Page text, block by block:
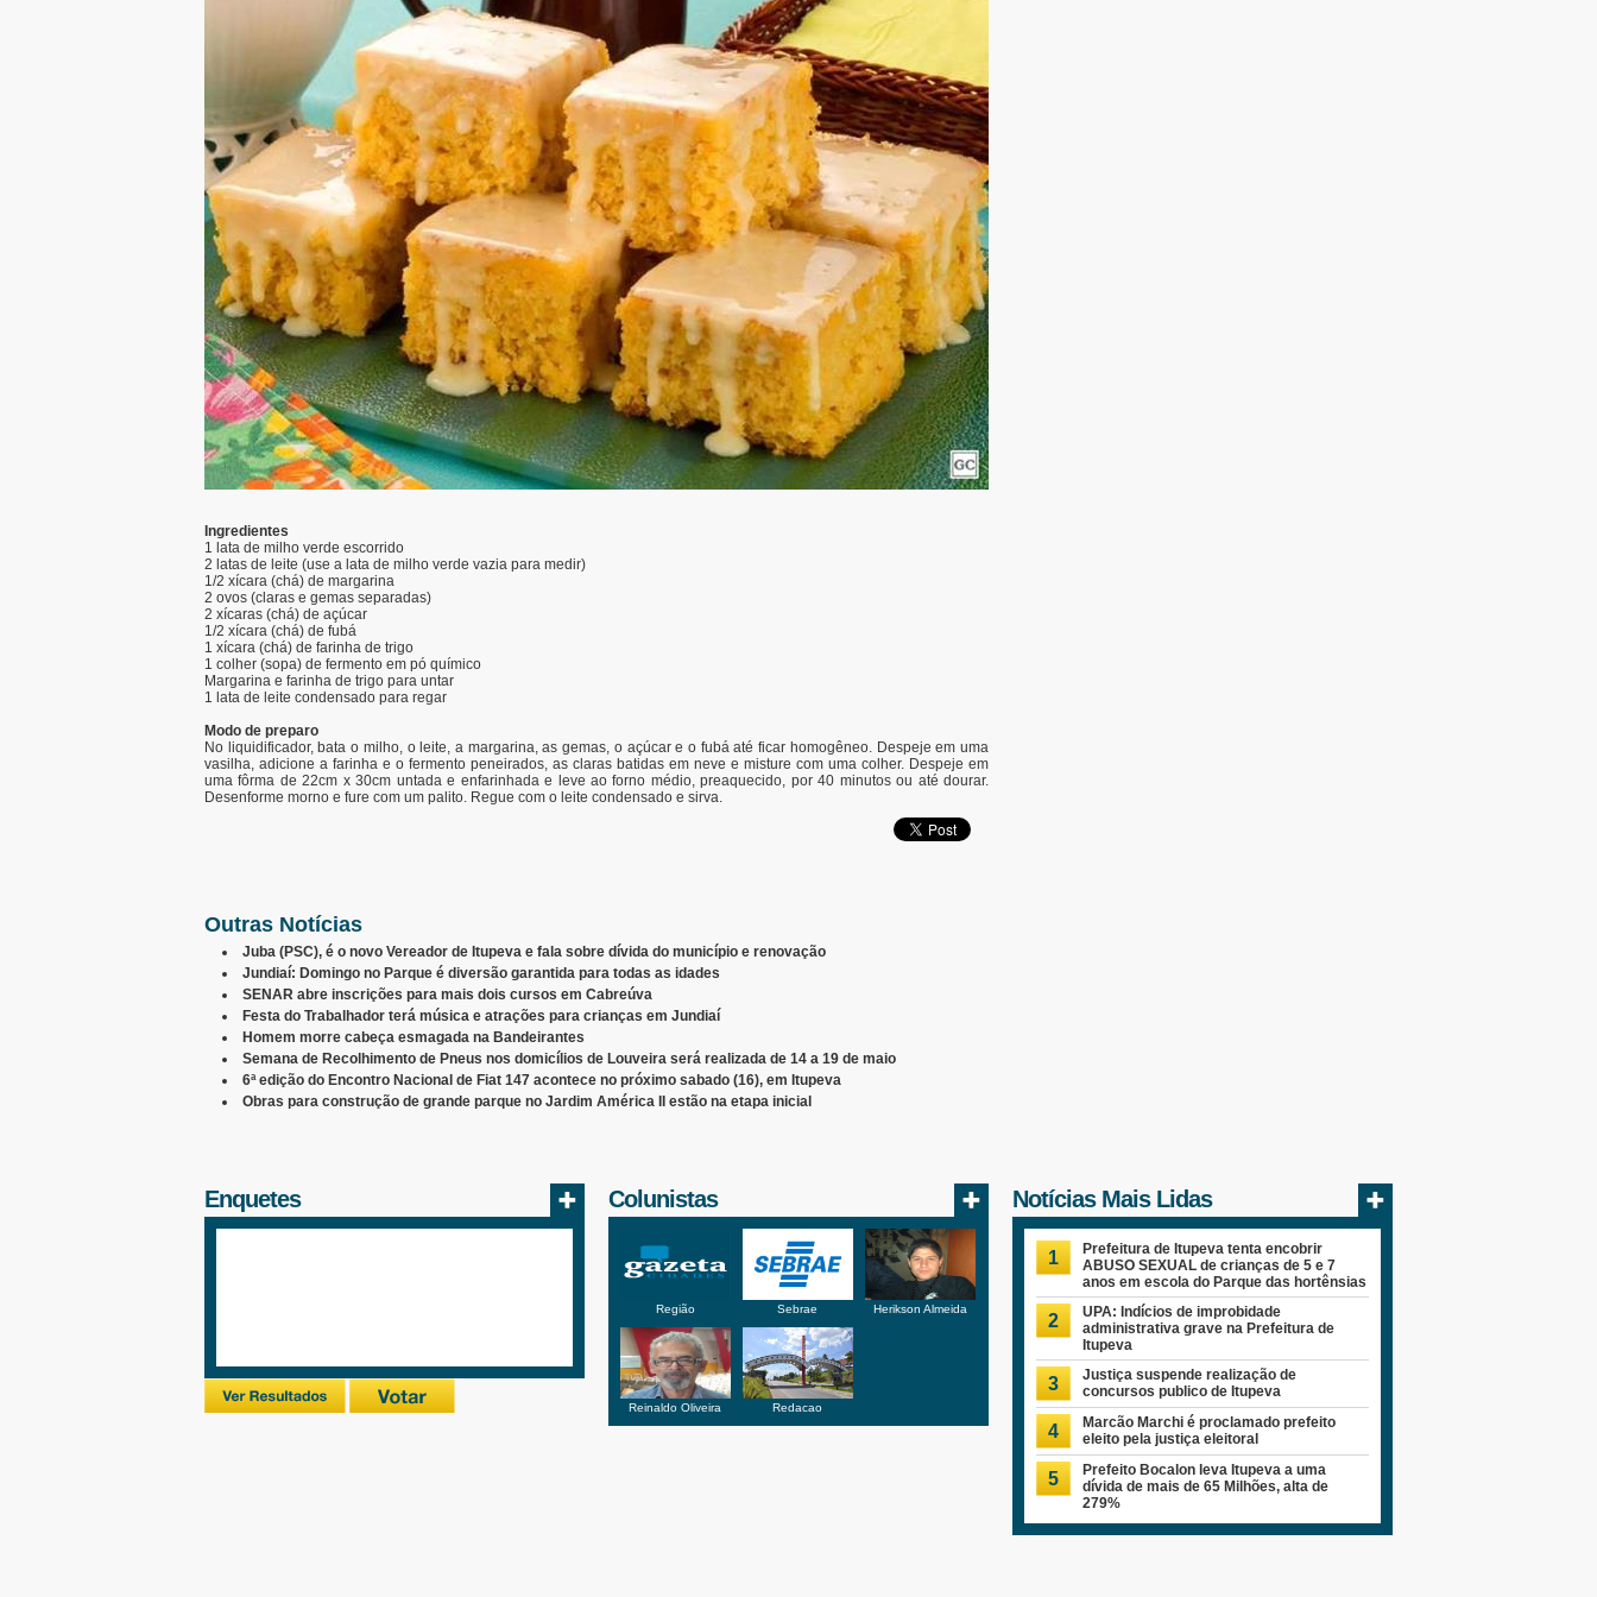
Ingredientes
1 lata de milho verde escorrido
2 latas de leite (use a lata de milho verde vazia para medir)
1/2 xícara (chá) de margarina
2 ovos (claras e gemas separadas)
2 xícaras (chá) de açúcar
1/2 xícara (chá) de fubá
1 xícara (chá) de farinha de trigo
1 colher (sopa) de fermento em pó químico
Margarina e farinha de trigo para untar
1 lata de leite condensado para regar
Modo de preparo
No liquidificador, bata o milho, o leite, a margarina, as gemas, o açúcar e o fubá até ficar homogêneo. Despeje em uma
vasilha, adicione a farinha e o fermento peneirados, as claras batidas em neve e misture com uma colher. Despeje em
uma fôrma de 22cm x 30cm untada e enfarinhada e leve ao forno médio, preaquecido, por 40 minutos ou até dourar.
Desenforme morno e fure com um palito. Regue com o leite condensado e sirva.
Outras Notícias
Juba (PSC), é o novo Vereador de Itupeva e fala sobre dívida do município e renovação
Jundiaí: Domingo no Parque é diversão garantida para todas as idades
SENAR abre inscrições para mais dois cursos em Cabreúva
Festa do Trabalhador terá música e atrações para crianças em Jundiaí
Homem morre cabeça esmagada na Bandeirantes
Semana de Recolhimento de Pneus nos domicílios de Louveira será realizada de 14 a 19 de maio
6ª edição do Encontro Nacional de Fiat 147 acontece no próximo sabado (16), em Itupeva
Obras para construção de grande parque no Jardim América II estão na etapa inicial
Enquetes Colunistas
Região Sebrae Herikson Almeida
Reinaldo Oliveira Redacao
Notícias Mais Lidas
1
Prefeitura de Itupeva tenta encobrir
ABUSO SEXUAL de crianças de 5 e 7
anos em escola do Parque das hortênsias
2
UPA: Indícios de improbidade
administrativa grave na Prefeitura de
Itupeva
3
Justiça suspende realização de
concursos publico de Itupeva
4
Marcão Marchi é proclamado prefeito
eleito pela justiça eleitoral
5
Prefeito Bocalon leva Itupeva a uma
dívida de mais de 65 Milhões, alta de
279%